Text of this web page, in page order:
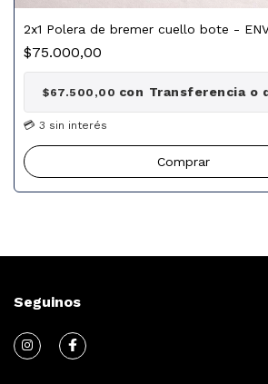
2x1 Polera de bremer cuello bote -
$75.000,00
$67.500,00 con Transferencia o
Comprar
Seguinos